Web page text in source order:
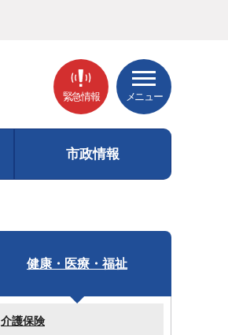
緊急情報 メニュー
市政情報
健康・医療・福祉
介護保険